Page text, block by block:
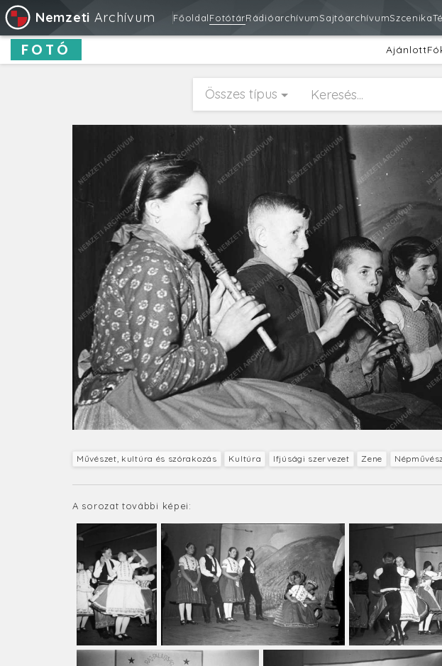
Nemzeti Archívum FőoldalFotótárRádióarchívumSajtóarchívumSzcenika
FOTÓ Ajánlott
Összes típus
Művészet, kultúra és szórakozás Kultúra Ifjúsági szervezet Zene
A sorozat további képei: